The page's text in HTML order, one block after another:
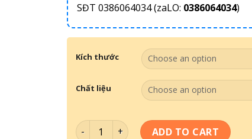
SĐT 0386064034 (zaLO: 0386064034)
Kích thước
Chất liệu
Tranh Treo Tường- Tranh Đồng Quê
ADD TO CART